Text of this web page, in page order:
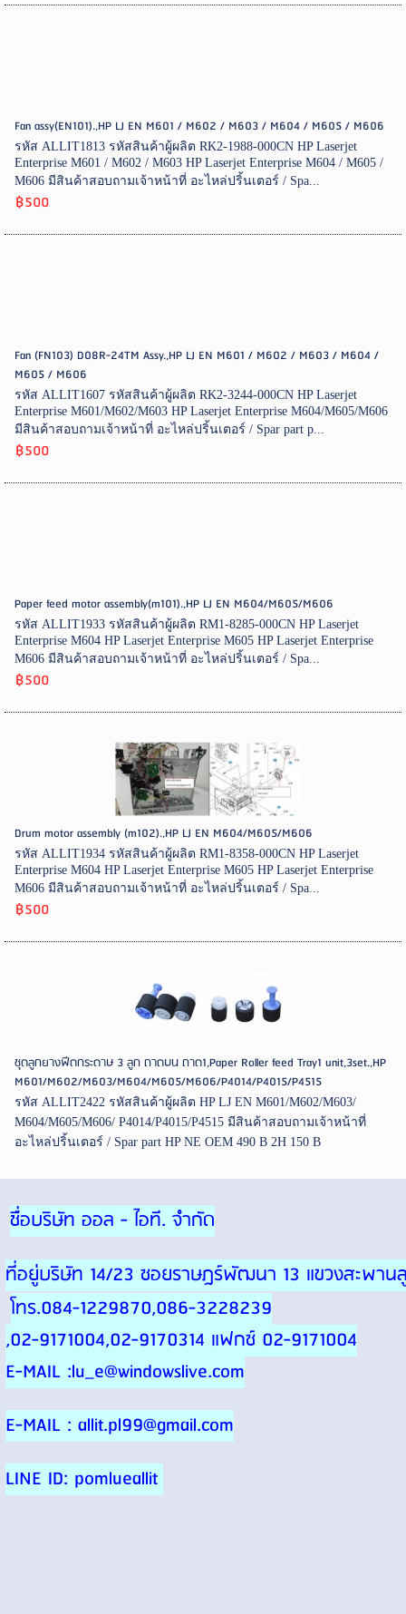
Fan assy(EN101).,HP LJ EN M601 / M602 / M603 / M604 / M605 / M606
รหัส ALLIT1813 รหัสสินค้าผู้ผลิต RK2-1988-000CN HP Laserjet
Enterprise M601 / M602 / M603 HP Laserjet Enterprise M604 / M605 /
M606 มีสินค้าสอบถามเจ้าหน้าที่ อะไหล่ปริ้นเตอร์ / Spa...
฿500
Fan (FN103) D08R-24TM Assy.,HP LJ EN M601 / M602 / M603 / M604 /
M605 / M606
รหัส ALLIT1607 รหัสสินค้าผู้ผลิต RK2-3244-000CN HP Laserjet
Enterprise M601/M602/M603 HP Laserjet Enterprise M604/M605/M606
มีสินค้าสอบถามเจ้าหน้าที่ อะไหล่ปริ้นเตอร์ / Spar part p...
฿500
Paper feed motor assembly(m101).,HP LJ EN M604/M605/M606
รหัส ALLIT1933 รหัสสินค้าผู้ผลิต RM1-8285-000CN HP Laserjet
Enterprise M604 HP Laserjet Enterprise M605 HP Laserjet Enterprise
M606 มีสินค้าสอบถามเจ้าหน้าที่ อะไหล่ปริ้นเตอร์ / Spa...
฿500
Drum motor assembly (m102).,HP LJ EN M604/M605/M606
รหัส ALLIT1934 รหัสสินค้าผู้ผลิต RM1-8358-000CN HP Laserjet
Enterprise M604 HP Laserjet Enterprise M605 HP Laserjet Enterprise
M606 มีสินค้าสอบถามเจ้าหน้าที่ อะไหล่ปริ้นเตอร์ / Spa...
฿500
ชุดลูกยางฟีดกระดาษ 3 ลูก ถาดบน ถาด1,Paper Roller feed Tray1 unit,3set.,HP
M601/M602/M603/M604/M605/M606/P4014/P4015/P4515
รหัส ALLIT2422 รหัสสินค้าผู้ผลิต HP LJ EN M601/M602/M603/
M604/M605/M606/ P4014/P4015/P4515 มีสินค้าสอบถามเจ้าหน้าที่
อะไหล่ปริ้นเตอร์ / Spar part HP NE OEM 490 B 2H 150 B
ชื่อบริษัท ออล - ไอที. จำกัด
ที่อยู่บริษัท 14/23 ซอยราษฎร์พัฒนา 13 แขวงสะพาน
โทร.084-1229870,086-3228239
,02-9171004,02-9170314 แฟกซ์ 02-9171004
E-MAIL :lu_e@windowslive.com
E-MAIL : allit.pl99@gmail.com
LINE ID: pomlueallit